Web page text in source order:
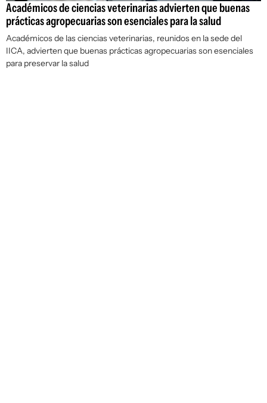
Académicos de ciencias veterinarias advierten que buenas
prácticas agropecuarias son esenciales para la salud
Académicos de las ciencias veterinarias, reunidos en la sede del
IICA, advierten que buenas prácticas agropecuarias son esenciales
para preservar la salud